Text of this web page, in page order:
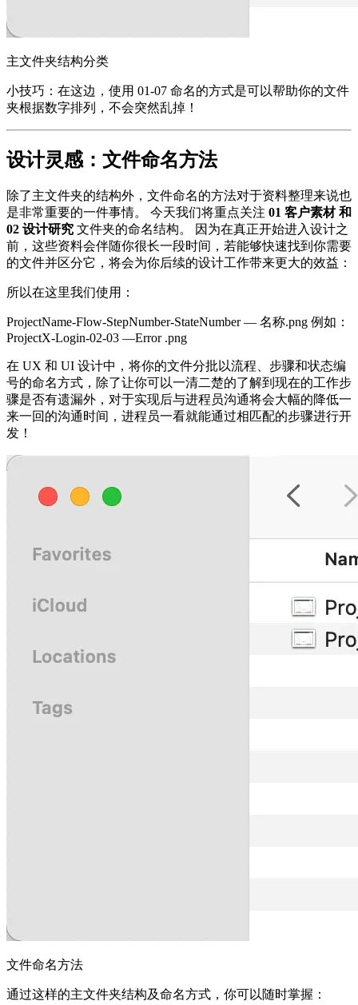
主文件夹结构分类
小技巧：在这边，使用 01-07 命名的方式是可以帮助你的文件
夹根据数字排列，不会突然乱掉！
设计灵感：文件命名方法
除了主文件夹的结构外，文件命名的方法对于资料整理来说也
是非常重要的一件事情。 今天我们将重点关注 01 客户素材 和
02 设计研究 文件夹的命名结构。 因为在真正开始进入设计之
前，这些资料会伴随你很长一段时间，若能够快速找到你需要
的文件并区分它，将会为你后续的设计工作带来更大的效益：
所以在这里我们使用：
ProjectName-Flow-StepNumber-StateNumber — 名称.png 例如：
ProjectX-Login-02-03 —Error .png
在 UX 和 UI 设计中，将你的文件分批以流程、步骤和状态编
号的命名方式，除了让你可以一清二楚的了解到现在的工作步
骤是否有遗漏外，对于实现后与进程员沟通将会大幅的降低一
来一回的沟通时间，进程员一看就能通过相匹配的步骤进行开
发！
文件命名方法
通过这样的主文件夹结构及命名方式，你可以随时掌握：